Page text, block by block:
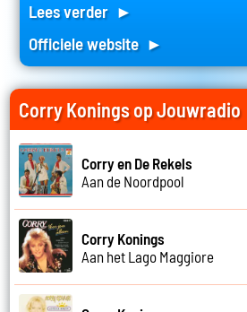
Lees verder ►
Officiele website ►
Corry Konings op Jouwradio
Corry en De Rekels
Aan de Noordpool
Corry Konings
Aan het Lago Maggiore